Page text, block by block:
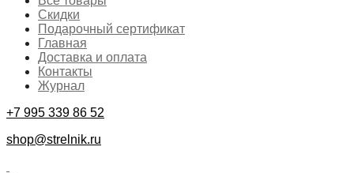
Скидки
Подарочный сертификат
Главная
Доставка и оплата
Контакты
Журнал
+7 995 339 86 52
shop@strelnik.ru